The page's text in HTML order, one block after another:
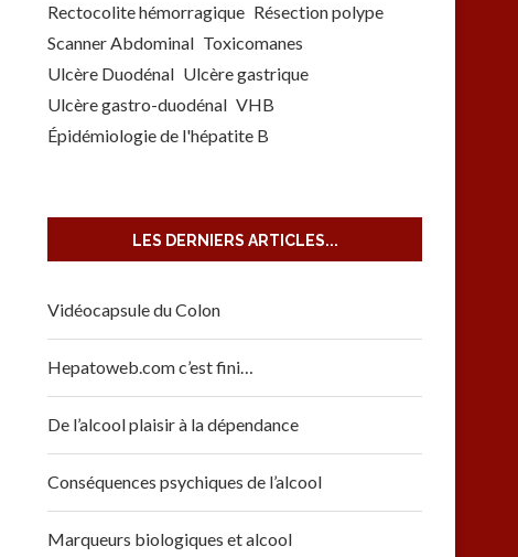
Rectocolite hémorragique Résection polype
Scanner Abdominal Toxicomanes
Ulcère Duodénal Ulcère gastrique
Ulcère gastro-duodénal VHB
Épidémiologie de l'hépatite B
LES DERNIERS ARTICLES...
Vidéocapsule du Colon
Hepatoweb.com c’est fini…
De l’alcool plaisir à la dépendance
Conséquences psychiques de l’alcool
Marqueurs biologiques et alcool